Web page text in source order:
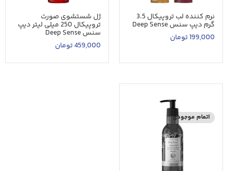
نرم کننده لب تروپیکال 3.5
گرم دیپ سنس Deep Sense
199,000تومان
ژل شستشوی صورت
تروپیکال 250 میلی لیتر دیپ
سنس Deep Sense
459,000تومان
اتمام موجودی